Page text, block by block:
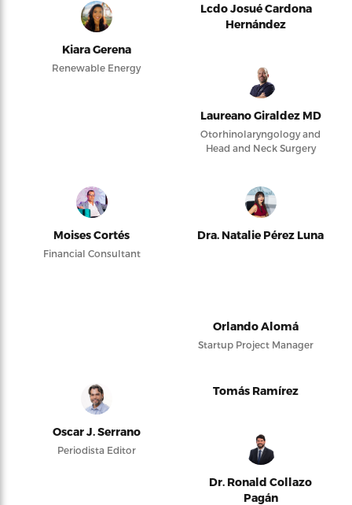
Kiara Gerena
Renewable Energy
Lcdo Josué Cardona
Hernández
Laureano Giraldez MD
Otorhinolaryngology and
Head and Neck Surgery
Moises Cortés
Financial Consultant
Dra. Natalie Pérez Luna
Orlando Alomá
Startup Project Manager
Oscar J. Serrano
Periodista Editor
Tomás Ramírez
Dr. Ronald Collazo
Pagán